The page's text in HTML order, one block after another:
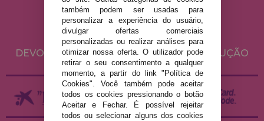
POLÍTICA DE PRIVACIDADE
POLÍTICA DE COOKIES
ENVIO E DEVOLUÇÕES
DEVOLUÇÕES / DIREITO DE LIVRE RESOLUÇÃO
também podem ser usadas para
personalizar a experiência do usuário,
divulgar ofertas comerciais
personalizadas ou realizar análises para
otimizar nossa oferta. O utilizador pode
retirar o seu consentimento a qualquer
momento, a partir do link "Política de
Cookies". Você também pode aceitar
todos os cookies pressionando o botão
Aceitar e Fechar. É possível rejeitar
todos ou selecionar alguns dos cookies